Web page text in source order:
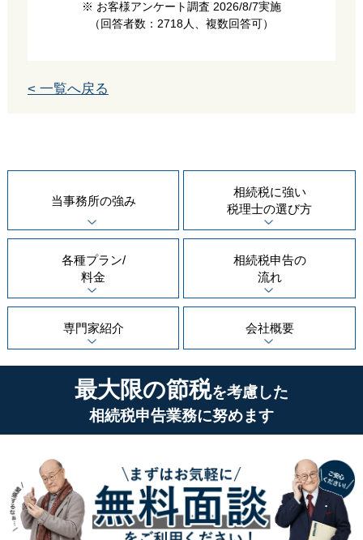
※ お客様アンケート調査 2026/8/7実施
（回答者数：2718人、複数回答可）
< 一覧へ戻る
当事務所の強み
相続税に強い
税理士の選び方
各種プラン/
料金
相続税申告の
流れ
専門家紹介 会社概要
最大限の節税を考慮した
相続税申告業務に努めます